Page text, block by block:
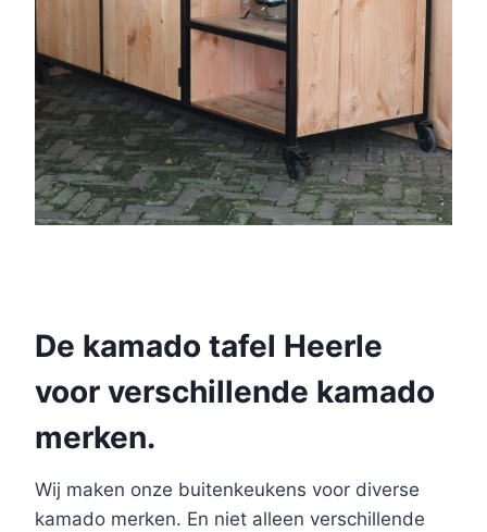
De kamado tafel Heerle
voor verschillende kamado
merken.
Wij maken onze buitenkeukens voor diverse
kamado merken. En niet alleen verschillende